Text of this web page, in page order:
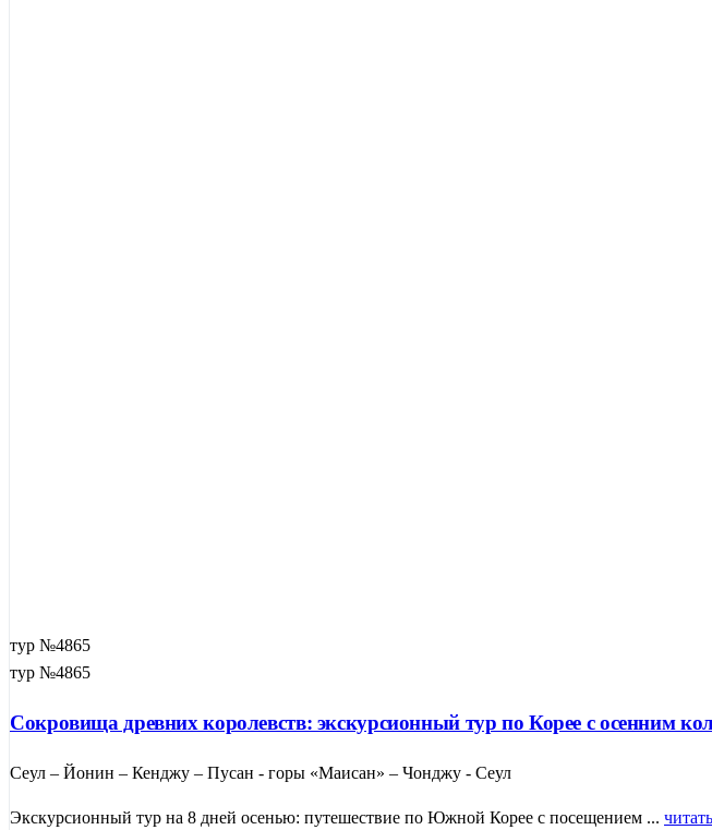
тур №4865
тур №4865
Сокровища древних королевств: экскурсионный тур по Корее с осенним
Сеул – Йонин – Кенджу – Пусан - горы «Маисан» – Чонджу - Сеул
Экскурсионный тур на 8 дней осенью: путешествие по Южной Корее с посещением ...